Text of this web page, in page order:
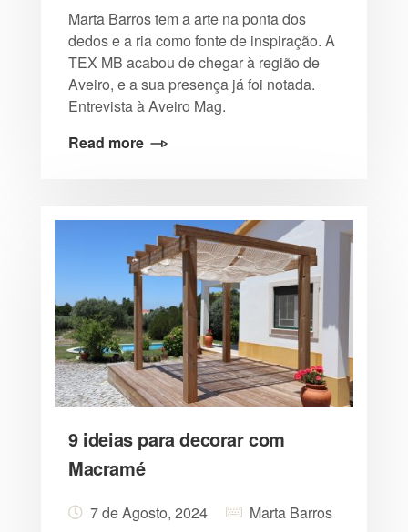
Marta Barros tem a arte na ponta dos
dedos e a ria como fonte de inspiração. A
TEX MB acabou de chegar à região de
Aveiro, e a sua presença já foi notada.
Entrevista à Aveiro Mag.
Read more
9 ideias para decorar com
Macramé
7 de Agosto, 2024
Marta Barros